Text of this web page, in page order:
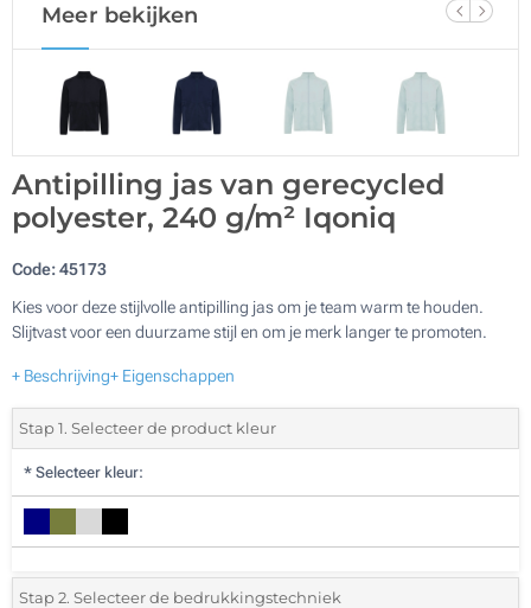
Meer bekijken
Antipilling jas van gerecycled
polyester, 240 g/m² Iqoniq
Code:45173
Kies voor deze stijlvolle antipilling jas om je team warm te houden.
Slijtvast voor een duurzame stijl en om je merk langer te promoten.
+ Beschrijving+ Eigenschappen
Stap 1. Selecteer de product kleur
* Selecteer kleur:
Stap 2. Selecteer de bedrukkingstechniek